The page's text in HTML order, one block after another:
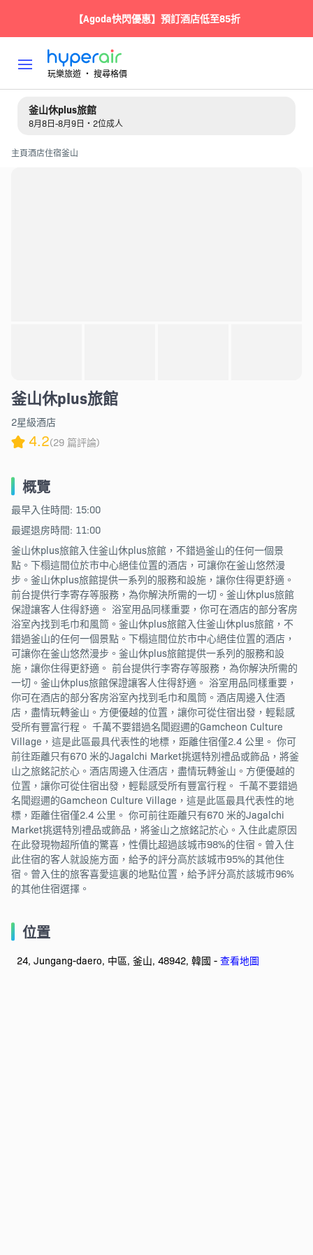
【Agoda快閃優惠】預訂酒店低至85折
玩樂旅遊 ‧ 搜尋格價
釜山休plus旅館
8月8日-8月9日・2位成人
主頁酒店住宿釜山
釜山休plus旅館
2星級酒店
4.2(29 篇評論)
概覽
最早入住時間: 15:00
最遲退房時間: 11:00
釜山休plus旅館入住釜山休plus旅館，不錯過釜山的任何一個景
點。下榻這間位於市中心絕佳位置的酒店，可讓你在釜山悠然漫
步。釜山休plus旅館提供一系列的服務和設施，讓你住得更舒適。
前台提供行李寄存等服務，為你解決所需的一切。釜山休plus旅館
保證讓客人住得舒適。 浴室用品同樣重要，你可在酒店的部分客房
浴室內找到毛巾和風筒。釜山休plus旅館入住釜山休plus旅館，不
錯過釜山的任何一個景點。下榻這間位於市中心絕佳位置的酒店，
可讓你在釜山悠然漫步。釜山休plus旅館提供一系列的服務和設
施，讓你住得更舒適。 前台提供行李寄存等服務，為你解決所需的
一切。釜山休plus旅館保證讓客人住得舒適。 浴室用品同樣重要，
你可在酒店的部分客房浴室內找到毛巾和風筒。酒店周邊入住酒
店，盡情玩轉釜山。方便優越的位置，讓你可從住宿出發，輕鬆感
受所有豐富行程。 千萬不要錯過名聞遐邇的Gamcheon Culture
Village，這是此區最具代表性的地標，距離住宿僅2.4 公里。 你可
前往距離只有670 米的Jagalchi Market挑選特別禮品或飾品，將釜
山之旅銘記於心。酒店周邊入住酒店，盡情玩轉釜山。方便優越的
位置，讓你可從住宿出發，輕鬆感受所有豐富行程。 千萬不要錯過
名聞遐邇的Gamcheon Culture Village，這是此區最具代表性的地
標，距離住宿僅2.4 公里。 你可前往距離只有670 米的Jagalchi
Market挑選特別禮品或飾品，將釜山之旅銘記於心。入住此處原因
在此發現物超所值的驚喜，性價比超過該城市98%的住宿。曾入住
此住宿的客人就設施方面，給予的評分高於該城市95%的其他住
宿。曾入住的旅客喜愛這裏的地點位置，給予評分高於該城市96%
的其他住宿選擇。
位置
24, Jungang-daero, 中區, 釜山, 48942, 韓國 - 查看地圖